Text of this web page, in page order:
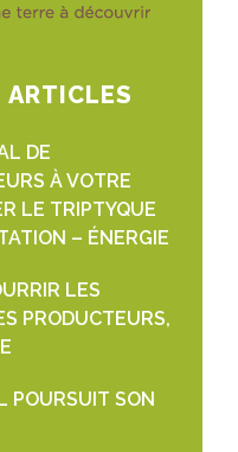
ARTICLES
DE
À VOTRE
LE TRIPTYQUE
– ÉNERGIE
LES
PRODUCTEURS,
POURSUIT SON